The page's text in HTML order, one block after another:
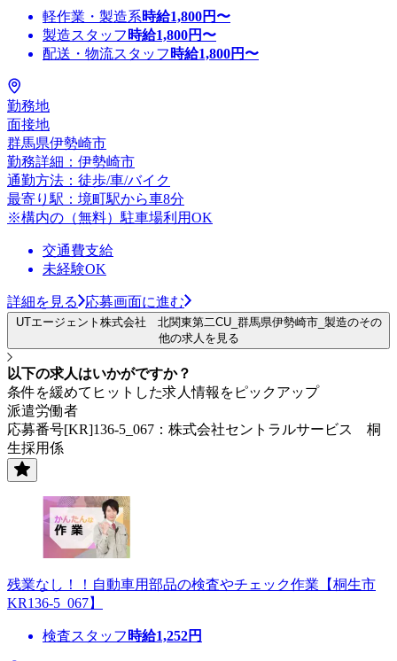
軽作業・製造系時給1,800円〜
製造スタッフ 時給1,800円〜
配送・物流スタッフ 時給1,800円〜
勤務地
面接地
群馬県伊勢崎市
勤務詳細：伊勢崎市
通勤方法：徒歩/車/バイク
最寄り駅：境町駅から車8分
※構内の（無料）駐車場利用OK
交通費支給
未経験OK
詳細を見る 応募画面に進む
UTエージェント株式会社 北関東第二CU_群馬県伊勢崎市_製造のその
他の求人を見る
以下の求人はいかがですか？
条件を緩めてヒットした求人情報をピックアップ
派遣労働者
応募番号[KR]136-5_067：株式会社セントラルサービス 桐
生採用係
残業なし！！自動車用部品の検査やチェック作業【桐生市
KR136-5_067】
検査スタッフ 時給1,252円